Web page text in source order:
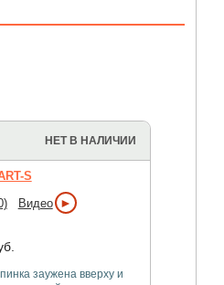
НЕТ В НАЛИЧИИ
S
Видео ►
заужена вверху и